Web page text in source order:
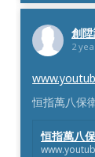
創
2
恒指萬八保
恒指萬八